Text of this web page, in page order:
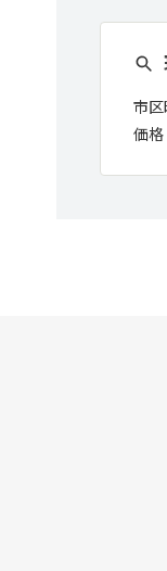
市区
価